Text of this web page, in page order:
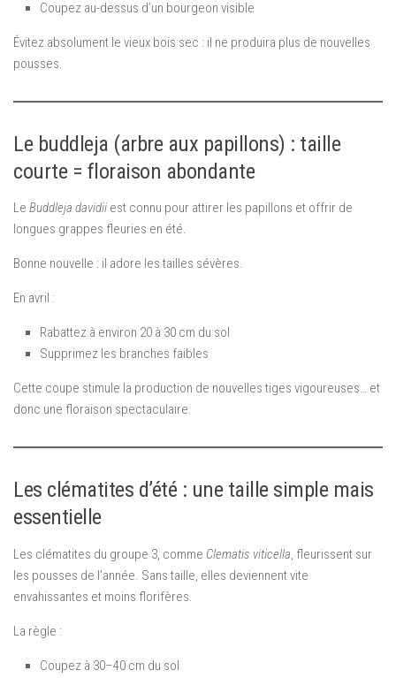
Coupez au-dessus d’un bourgeon visible
Évitez absolument le vieux bois sec : il ne produira plus de nouvelles
pousses.
Le buddleja (arbre aux papillons) : taille
courte = floraison abondante
Le Buddleja davidii est connu pour attirer les papillons et offrir de
longues grappes fleuries en été.
Bonne nouvelle : il adore les tailles sévères.
En avril :
Rabattez à environ 20 à 30 cm du sol
Supprimez les branches faibles
Cette coupe stimule la production de nouvelles tiges vigoureuses… et
donc une floraison spectaculaire.
Les clématites d’été : une taille simple mais
essentielle
Les clématites du groupe 3, comme Clematis viticella, fleurissent sur
les pousses de l’année. Sans taille, elles deviennent vite
envahissantes et moins florifères.
La règle :
Coupez à 30–40 cm du sol